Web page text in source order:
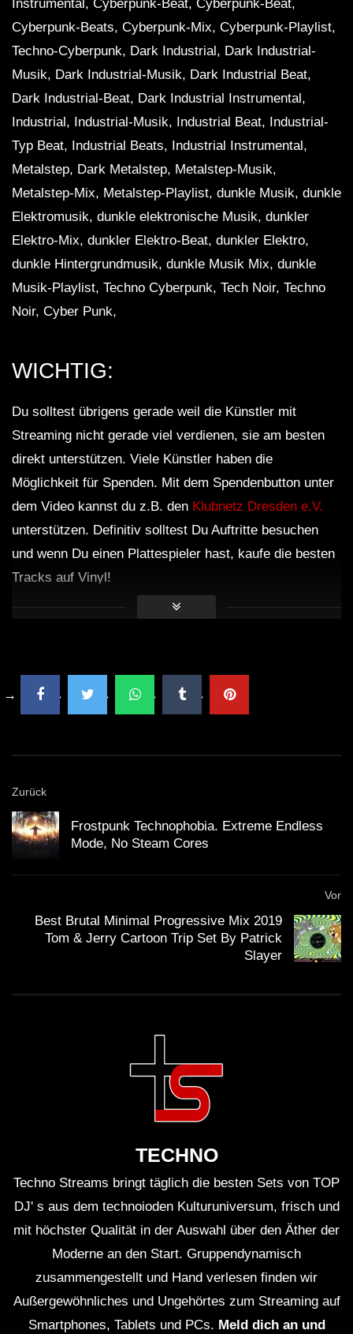
Dark Clubbing / EBM / Industrial Mix
‘ENIGMA Vol.2’
Aggressive Dark Cyberpunk / Industrial
1 HOUR Darksynth / EBM / Dark
Electro Mix ‘THE HUNTERS’
Instrumental, Cyberpunk-Beat, Cyberpunk-Beat,
Cyberpunk-Beats, Cyberpunk-Mix, Cyberpunk-Playlist,
Techno-Cyberpunk, Dark Industrial, Dark Industrial-
Musik, Dark Industrial-Musik, Dark Industrial Beat,
Dark Industrial-Beat, Dark Industrial Instrumental,
Industrial, Industrial-Musik, Industrial Beat, Industrial-
Typ Beat, Industrial Beats, Industrial Instrumental,
Metalstep, Dark Metalstep, Metalstep-Musik,
Metalstep-Mix, Metalstep-Playlist, dunkle Musik, dunkle
Elektromusik, dunkle elektronische Musik, dunkler
Elektro-Mix, dunkler Elektro-Beat, dunkler Elektro,
dunkle Hintergrundmusik, dunkle Musik Mix, dunkle
Musik-Playlist, Techno Cyberpunk, Tech Noir, Techno
Noir, Cyber ​​Punk,
WICHTIG:
Du solltest übrigens gerade weil die Künstler mit
Streaming nicht gerade viel verdienen, sie am besten
direkt unterstützen. Viele Künstler haben die
Möglichkeit für Spenden. Mit dem Spendenbutton unter
dem Video kannst du z.B. den Klubnetz Dresden e.V.
unterstützen. Definitiv solltest Du Auftritte besuchen
und wenn Du einen Plattespieler hast, kaufe die besten
Tracks auf Vinyl!
Zurück
Frostpunk Technophobia. Extreme Endless
Mode, No Steam Cores
Vor
Best Brutal Minimal Progressive Mix 2019
Tom & Jerry Cartoon Trip Set By Patrick
Slayer
TECHNO
Techno Streams bringt täglich die besten Sets von TOP
DJ' s aus dem technoioden Kulturuniversum, frisch und
mit höchster Qualität in der Auswahl über den Äther der
Moderne an den Start. Gruppendynamisch
zusammengestellt und Hand verlesen finden wir
Außergewöhnliches und Ungehörtes zum Streaming auf
Smartphones, Tablets und PCs. Meld dich an und